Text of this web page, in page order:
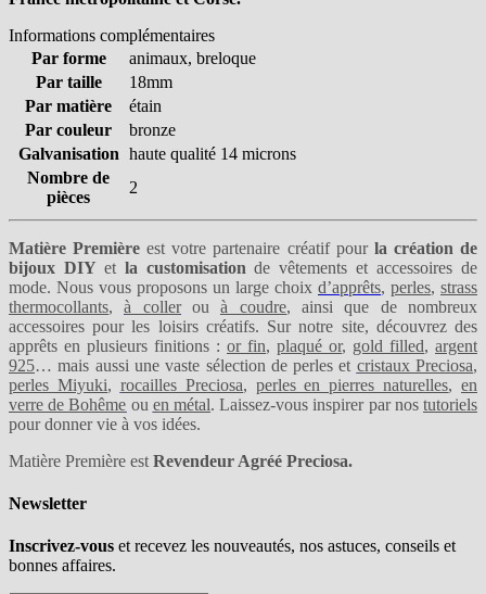
Informations complémentaires
Par forme
animaux, breloque
Par taille
18mm
Par matière
étain
Par couleur
bronze
Galvanisation haute qualité 14 microns
Nombre de
pièces
2
Matière Première est votre partenaire créatif pourla création de
bijoux DIY etla customisation de vêtements et accessoires de
mode. Nous vous proposons un large choix d’apprêts, perles, strass
thermocollants,à collerouà coudre, ainsi que de nombreux
accessoires pour les loisirs créatifs. Sur notre site, découvrez des
apprêts en plusieurs finitions : or fin, plaqué or, gold filled, argent
925… mais aussi une vaste sélection de perles et cristaux Preciosa,
perles Miyuki, rocailles Preciosa, perles en pierres naturelles, en
verre de Bohême ou en métal. Laissez-vous inspirer par nostutoriels
pour donner vie à vos idées.
Matière Première est Revendeur Agréé Preciosa.
Newsletter
Inscrivez-vous et recevez les nouveautés, nos astuces, conseils et
bonnes affaires.